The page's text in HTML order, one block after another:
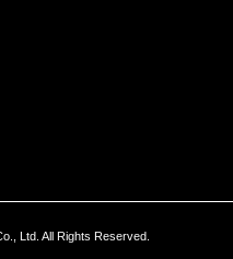
Ltd. All Rights Reserved.